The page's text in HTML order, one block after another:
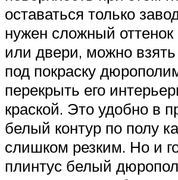
оставаться только
нужен сложный оттенок
или двери, можно
под покраску
перекрыть его
краской. Это удобно в
белый контур по полу
слишком резким. Но и
плинтус белый